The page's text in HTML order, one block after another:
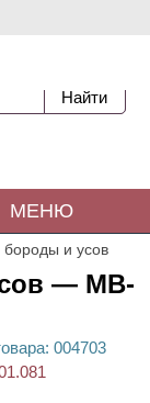
МЕНЮ
бороды и усов
— MB-
: 004703